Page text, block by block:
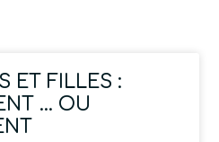
ET FILLES :
… OU